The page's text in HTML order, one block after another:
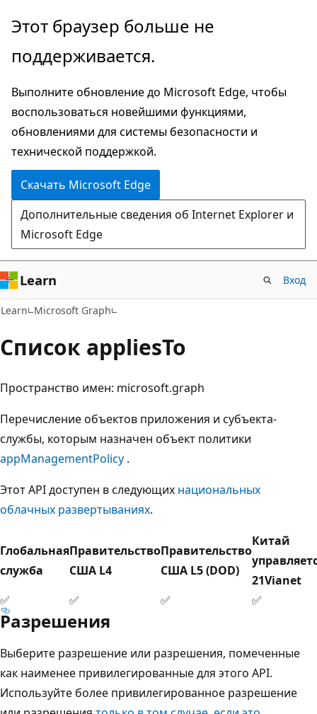
Пропустить
перейти
основному
содержимому
Этот браузер больше не
поддерживается.
Выполните обновление до Microsoft Edge, чтобы
воспользоваться новейшими функциями,
обновлениями для системы безопасности и
технической поддержкой.
Скачать Microsoft Edge
Дополнительные сведения об Internet Explorer и
Microsoft Edge
Learn Вход
Learn Microsoft Graph
Список appliesTo
Пространство имен: microsoft.graph
Перечисление объектов приложения и субъекта-
службы, которым назначен объект политики
appManagementPolicy .
Этот API доступен в следующих национальных
облачных развертываниях.
Глобальная
служба
Правительство
США L4
Правительство
США L5 (DOD)
Китай
21Vianet
✅
✅ ✅ ✅
Разрешения
Выберите разрешение или разрешения, помеченные
как наименее привилегированные для этого API.
Используйте более привилегированное разрешение